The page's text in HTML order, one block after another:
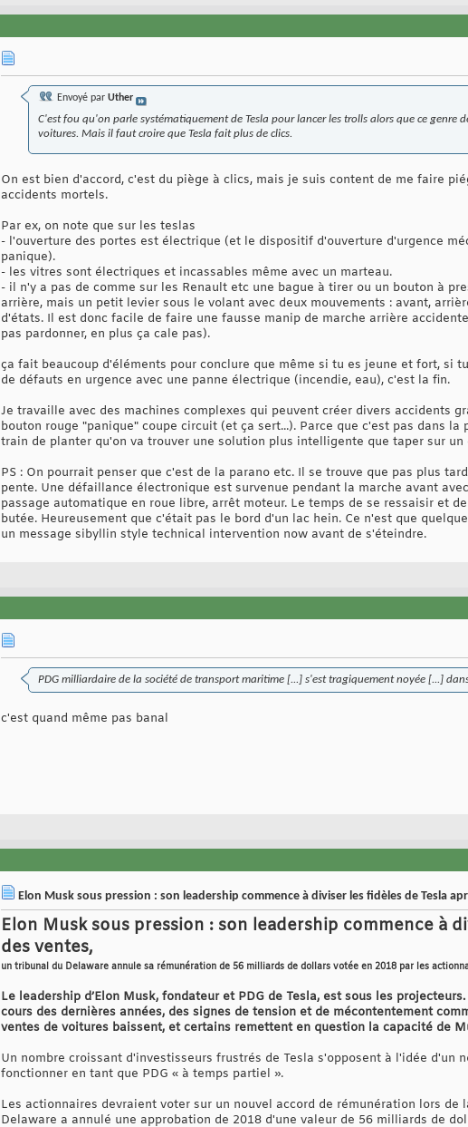
Envoyé par Uther
C'est fou qu'on parle systématiquement de Tesla pour lancer les trolls alors que ce genre
voitures. Mais il faut croire que Tesla fait plus de clics.
On est bien d'accord, c'est du piège à clics, mais je suis content de me faire
accidents mortels.
Par ex, on note que sur les teslas
- l'ouverture des portes est électrique (et le dispositif d'ouverture d'urgence
panique).
- les vitres sont électriques et incassables même avec un marteau.
- il n'y a pas de comme sur les Renault etc une bague à tirer ou un bouton à
arrière, mais un petit levier sous le volant avec deux mouvements : avant,
d'états. Il est donc facile de faire une fausse manip de marche arrière
pas pardonner, en plus ça cale pas).
ça fait beaucoup d'éléments pour conclure que même si tu es jeune et fort, si
de défauts en urgence avec une panne électrique (incendie, eau), c'est la fin.
Je travaille avec des machines complexes qui peuvent créer divers accidents
bouton rouge "panique" coupe circuit (et ça sert...). Parce que c'est pas dans
train de planter qu'on va trouver une solution plus intelligente que taper sur un
PS : On pourrait penser que c'est de la parano etc. Il se trouve que pas plus
pente. Une défaillance électronique est survenue pendant la marche avant
passage automatique en roue libre, arrêt moteur. Le temps de se ressaisir et
butée. Heureusement que c'était pas le bord d'un lac hein. Ce n'est que
un message sibyllin style technical intervention now avant de s'éteindre.
PDG milliardaire de la société de transport maritime [...] s'est tragiquement noyée [...]
c'est quand même pas banal
Elon Musk sous pression : son leadership commence à diviser les fidèles de Tesla
Elon Musk sous pression : son leadership commence à
des ventes,
un tribunal du Delaware annule sa rémunération de 56 milliards de dollars votée en 2018 par les
Le leadership d’Elon Musk, fondateur et PDG de Tesla, est sous les
cours des dernières années, des signes de tension et de mécontentement
ventes de voitures baissent, et certains remettent en question la capacité de
Un nombre croissant d'investisseurs frustrés de Tesla s'opposent à l'idée d'un
fonctionner en tant que PDG « à temps partiel ».
Les actionnaires devraient voter sur un nouvel accord de rémunération lors
Delaware a annulé une approbation de 2018 d'une valeur de 56 milliards de